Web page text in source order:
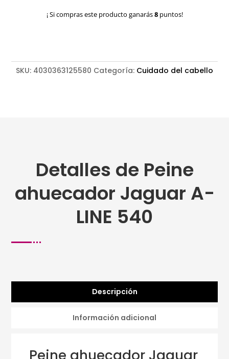
¡ Si compras este producto ganarás8puntos!
SKU: 4030363125580 Categoría: Cuidado del cabello
Detalles de Peine
ahuecador Jaguar A-
LINE 540
Descripción
Información adicional
Peine ahuecador Jaguar